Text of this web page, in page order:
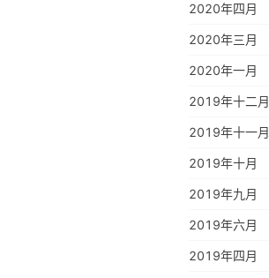
2020年四月
2020年三月
2020年一月
2019年十二月
2019年十一月
2019年十月
2019年九月
2019年六月
2019年四月